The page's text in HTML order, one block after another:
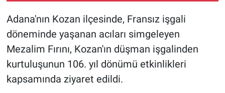
Adana'nın Kozan ilçesinde, Fransız işgali
döneminde yaşanan acıları simgeleyen
Mezalim Fırını, Kozan'ın düşman işgalinden
kurtuluşunun 106. yıl dönümü etkinlikleri
kapsamında ziyaret edildi.